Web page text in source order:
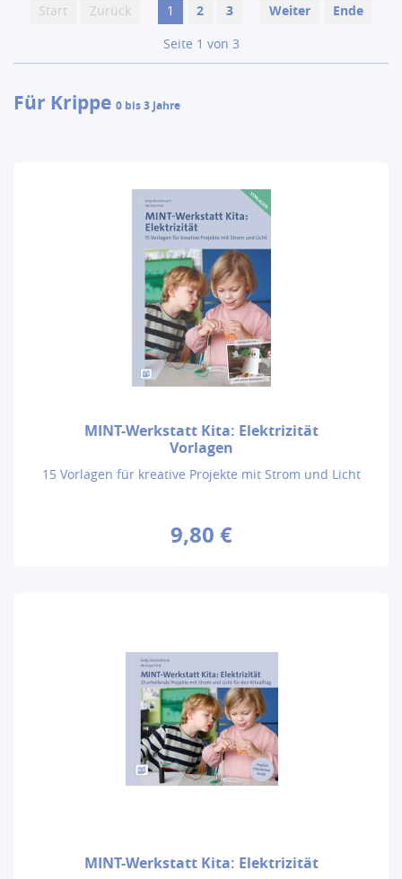
Start Zurück 1 2 3 Weiter
Ende
Seite 1 von 3
Für Krippe 0 bis 3 Jahre
MINT-Werkstatt Kita: Elektrizität
Vorlagen
15 Vorlagen für kreative Projekte mit Strom und Licht
9,80 €
MINT-Werkstatt Kita: Elektrizität